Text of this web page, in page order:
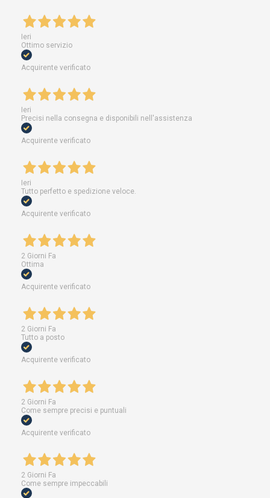
Ieri
Ottimo servizio
Acquirente verificato
Ieri
Precisi nella consegna e disponibili nell'assistenza
Acquirente verificato
Ieri
Tutto perfetto e spedizione veloce.
Acquirente verificato
2 Giorni Fa
Ottima
Acquirente verificato
2 Giorni Fa
Tutto a posto
Acquirente verificato
2 Giorni Fa
Come sempre precisi e puntuali
Acquirente verificato
2 Giorni Fa
Come sempre impeccabili